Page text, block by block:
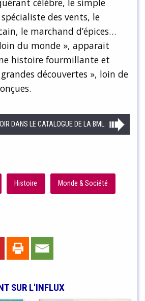
des vents, le
le marchand d’épices…
du monde », apparait
histoire fourmillante et
découvertes », loin de
DANS LE CATALOGUE DE LA BML
Histoire Monde & Société
SUR L'INFLUX